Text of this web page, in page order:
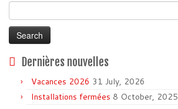
Search
for:
Dernières nouvelles
Vacances 2026 31 July, 2026
Installations fermées 8 October, 2025